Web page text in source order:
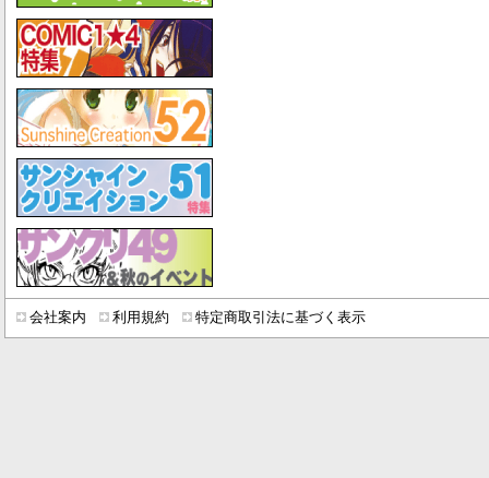
会社案内 利用規約 特定商取引法に基づく表示